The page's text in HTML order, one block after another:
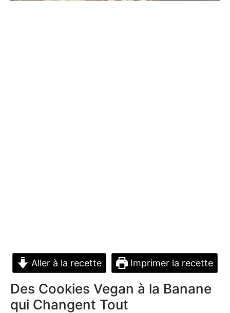
Aller à la recette Imprimer la recette
Des Cookies Vegan à la Banane
qui Changent Tout